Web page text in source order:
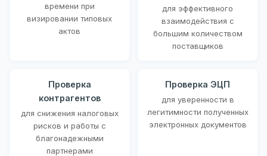
времени при
визировании типовых
актов
для эффективного
взаимодействия с
большим количеством
поставщиков
Проверка
контрагентов
для снижения налоговых
рисков и работы с
благонадежными
партнерами
Проверка ЭЦП
для уверенности в
легитимности полученных
электронных документов